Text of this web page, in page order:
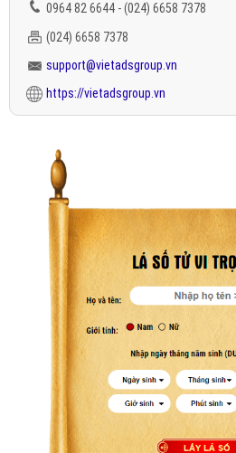
0964 82 6644 - (024) 6658 7378
(024) 6658 7378
support@vietadsgroup.vn
https://vietadsgroup.vn